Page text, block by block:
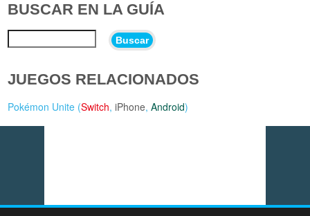
BUSCAR EN LA GUÍA
Buscar
JUEGOS RELACIONADOS
Pokémon Unite (Switch,iPhone,Android)